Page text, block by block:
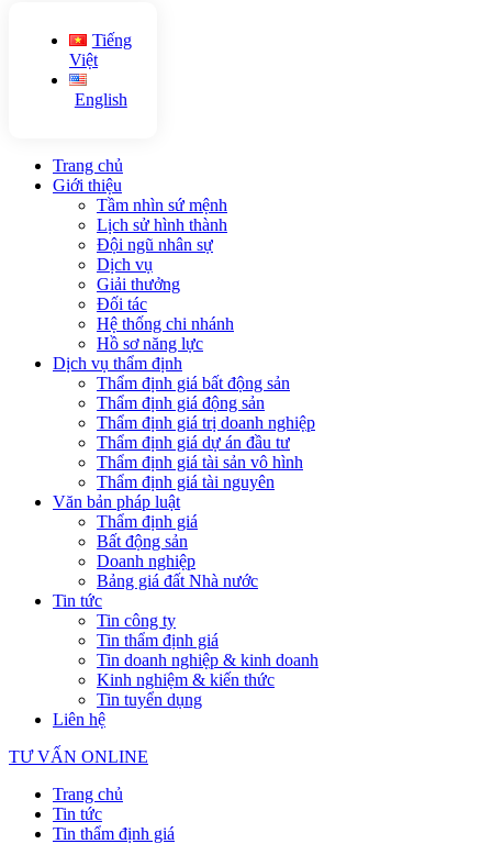
Tiếng
Việt
English
Trang chủ
Giới thiệu
Tầm nhìn sứ mệnh
Lịch sử hình thành
Đội ngũ nhân sự
Dịch vụ
Giải thưởng
Đối tác
Hệ thống chi nhánh
Hồ sơ năng lực
Dịch vụ thẩm định
Thẩm định giá bất động sản
Thẩm định giá động sản
Thẩm định giá trị doanh nghiệp
Thẩm định giá dự án đầu tư
Thẩm định giá tài sản vô hình
Thẩm định giá tài nguyên
Văn bản pháp luật
Thẩm định giá
Bất động sản
Doanh nghiệp
Bảng giá đất Nhà nước
Tin tức
Tin công ty
Tin thẩm định giá
Tin doanh nghiệp & kinh doanh
Kinh nghiệm & kiến thức
Tin tuyển dụng
Liên hệ
TƯ VẤN ONLINE
Trang chủ
Tin tức
Tin thẩm định giá